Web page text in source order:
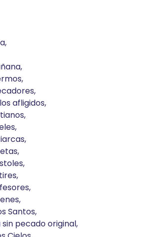
afligidos,
Santos,
pecado original,